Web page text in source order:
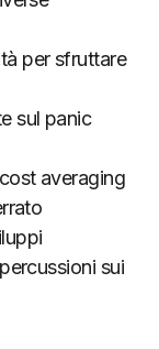
per sfruttare
sul panic
averaging
sui